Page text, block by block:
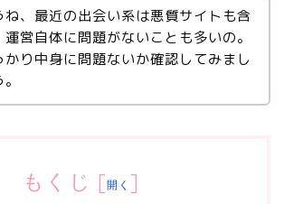
ね、最近の出会い系は悪質サイトも含
運営自体に問題がないことも多いの。
かり中身に問題ないか確認してみまし
もくじ [開く ]